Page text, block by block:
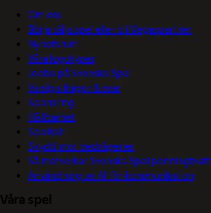
Om oss
Börja sälja spel eller bli Vegaspartner
Nyhetsrum
Våra logotyper
Jobba på Svenska Spel
Vanliga frågor & svar
Sponsring
Hållbarhet
Spelkoll
Skydd mot bedrägerier
Så motverkar Svenska Spel penningtvätt
Användning av AI för kommunikation
Våra spel